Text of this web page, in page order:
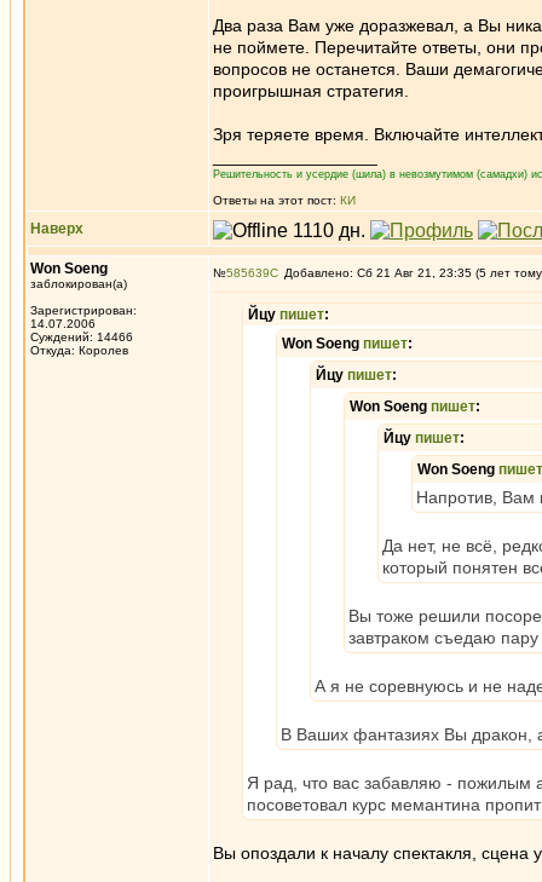
Два раза Вам уже доразжевал, а Вы
не поймете. Перечитайте ответы, они
вопросов не останется. Ваши
проигрышная стратегия.
Зря теряете время. Включайте
Решительность и усердие (шила) в невозмутимом (самадхи)
Ответы на этот пост: КИ
Наверх
Won Soeng
заблокирован(а)
Зарегистрирован:
14.07.2006
Суждений: 14466
Откуда: Королев
№585639 Добавлено: Сб 21 Авг 21, 23:35 (5 лет
Йцу пишет:
Won Soeng пишет:
Йцу пишет:
Won Soeng пишет:
Йцу пишет:
Won Soeng пишет
Напротив, Вам
Да нет, не всё,
который понятен
Вы тоже решили
завтраком съедаю
А я не соревнуюсь и не
В Ваших фантазиях Вы дракон,
Я рад, что вас забавляю - пожилым
посоветовал курс мемантина
Вы опоздали к началу спектакля, сцена